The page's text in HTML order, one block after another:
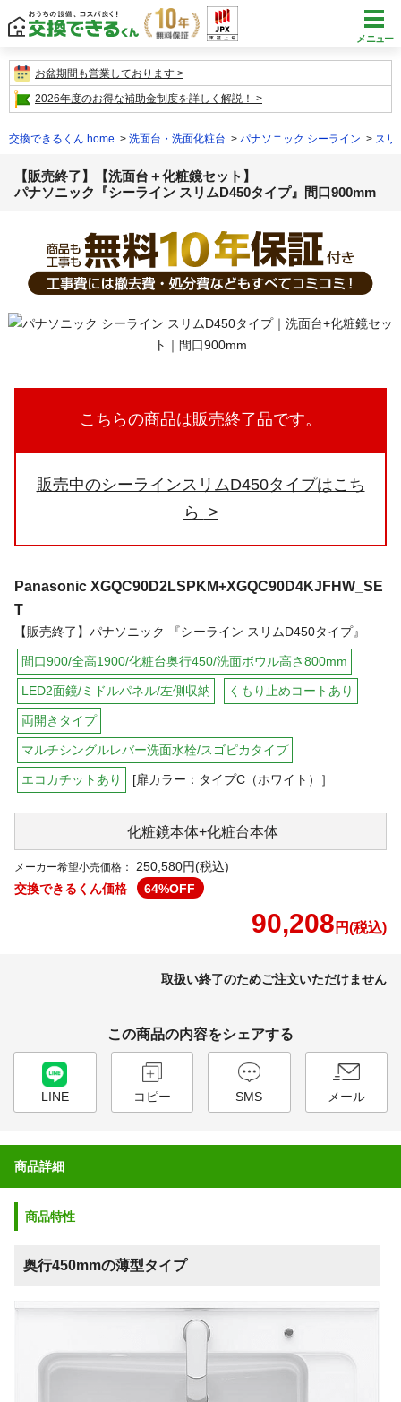
メニュー
お盆期間も営業しております
2026年度のお得な補助金制度を詳しく解説！
交換できるくん home 洗面台・洗面化粧台 パナソニック シーライン スリ
【販売終了】【洗面台＋化粧鏡セット】
パナソニック『シーライン スリムD450タイプ』間口900mm
こちらの商品は販売終了品です。
販売中のシーラインスリムD450タイプはこち
ら
Panasonic XGQC90D2LSPKM+XGQC90D4KJFHW_SE
T
【販売終了】パナソニック 『シーライン スリムD450タイプ』
間口900/全高1900/化粧台奥行450/洗面ボウル高さ800mm
LED2面鏡/ミドルパネル/左側収納 くもり止めコートあり
両開きタイプ
マルチシングルレバー洗面水栓/スゴピカタイプ
エコカチットあり [扉カラー：タイプC（ホワイト）］
化粧鏡本体+化粧台本体
メーカー希望小売価格：
250,580円(税込)
交換できるくん価格
64%OFF
90,208 円(税込)
取扱い終了のためご注文いただけません
この商品の内容をシェアする
LINE コピー SMS メール
商品詳細
商品特性
奥行450mmの薄型タイプ